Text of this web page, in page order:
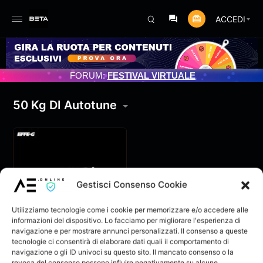
Gestisci Consenso Cookie
Utilizziamo tecnologie come i cookie per memorizzare e/o accedere alle
informazioni del dispositivo. Lo facciamo per migliorare l'esperienza di
navigazione e per mostrare annunci personalizzati. Il consenso a queste
tecnologie ci consentirà di elaborare dati quali il comportamento di
navigazione o gli ID univoci su questo sito. Il mancato consenso o la
ACCEDI
PROGRAMMATO 3/07/2025
FORUM:FESTIVAL VIRTUALE
50 Kg DI Autotune
50 Kg DI Autotune